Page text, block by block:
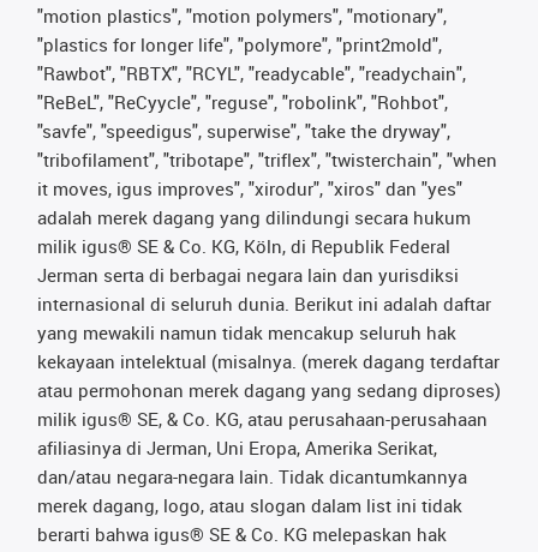
"motion plastics", "motion polymers", "motionary",
"plastics for longer life", "polymore", "print2mold",
"Rawbot", "RBTX", "RCYL", "readycable", "readychain",
"ReBeL", "ReCyycle", "reguse", "robolink", "Rohbot",
"savfe", "speedigus", superwise", "take the dryway",
"tribofilament", "tribotape", "triflex", "twisterchain", "when
it moves, igus improves", "xirodur", "xiros" dan "yes"
adalah merek dagang yang dilindungi secara hukum
milik igus® SE & Co. KG, Köln, di Republik Federal
Jerman serta di berbagai negara lain dan yurisdiksi
internasional di seluruh dunia. Berikut ini adalah daftar
yang mewakili namun tidak mencakup seluruh hak
kekayaan intelektual (misalnya. (merek dagang terdaftar
atau permohonan merek dagang yang sedang diproses)
milik igus® SE, & Co. KG, atau perusahaan-perusahaan
afiliasinya di Jerman, Uni Eropa, Amerika Serikat,
dan/atau negara-negara lain. Tidak dicantumkannya
merek dagang, logo, atau slogan dalam list ini tidak
berarti bahwa igus® SE & Co. KG melepaskan hak